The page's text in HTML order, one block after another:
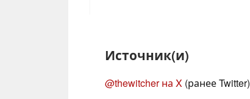
Источник(и)
@thewitcher на X (ранее Twitter)